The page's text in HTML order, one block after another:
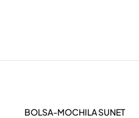
BOLSA-MOCHILA SUNET